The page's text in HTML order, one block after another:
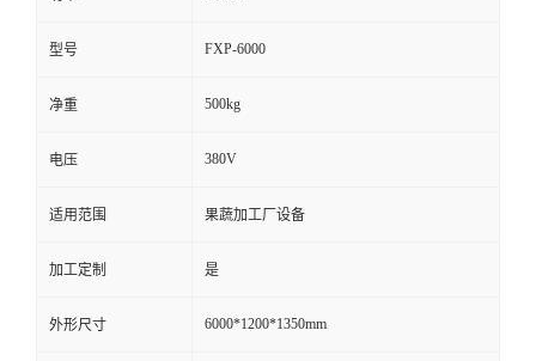
型号 FXP-6000
净重 500kg
电压 380V
适用范围 果蔬加工厂设备
加工定制 是
外形尺寸 6000*1200*1350mm